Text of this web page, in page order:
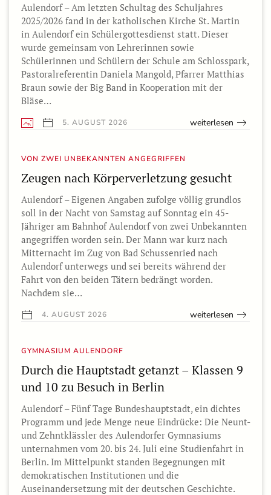
Aulendorf – Am letzten Schultag des Schuljahres
2025/2026 fand in der katholischen Kirche St. Martin
in Aulendorf ein Schülergottesdienst statt. Dieser
wurde gemeinsam von Lehrerinnen sowie
Schülerinnen und Schülern der Schule am Schlosspark,
Pastoralreferentin Daniela Mangold, Pfarrer Matthias
Braun sowie der Big Band in Kooperation mit der
Bläse…
5. AUGUST 2026 weiterlesen
VON ZWEI UNBEKANNTEN ANGEGRIFFEN
Zeugen nach Körperverletzung gesucht
Aulendorf – Eigenen Angaben zufolge völlig grundlos
soll in der Nacht von Samstag auf Sonntag ein 45-
Jähriger am Bahnhof Aulendorf von zwei Unbekannten
angegriffen worden sein. Der Mann war kurz nach
Mitternacht im Zug von Bad Schussenried nach
Aulendorf unterwegs und sei bereits während der
Fahrt von den beiden Tätern bedrängt worden.
Nachdem sie…
4. AUGUST 2026 weiterlesen
GYMNASIUM AULENDORF
Durch die Hauptstadt getanzt – Klassen 9
und 10 zu Besuch in Berlin
Aulendorf – Fünf Tage Bundeshauptstadt, ein dichtes
Programm und jede Menge neue Eindrücke: Die Neunt-
und Zehntklässler des Aulendorfer Gymnasiums
unternahmen vom 20. bis 24. Juli eine Studienfahrt in
Berlin. Im Mittelpunkt standen Begegnungen mit
demokratischen Institutionen und die
Auseinandersetzung mit der deutschen Geschichte.